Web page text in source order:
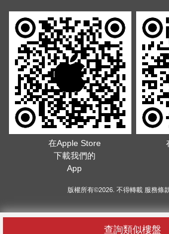
查詢類似樓盤
在Apple Store
下載我們的
App
版權所有©2026. 不得轉載 服務條